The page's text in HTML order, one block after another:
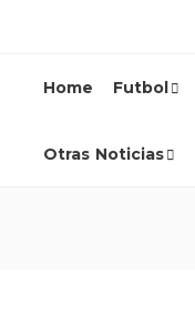
Home Futbol
Otras Noticias